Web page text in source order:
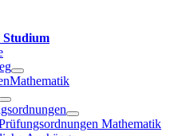
Studium
Mathematik